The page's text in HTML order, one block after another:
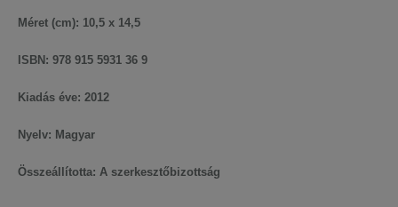
Méret (cm): 10,5 x 14,5
ISBN: 978 915 5931 36 9
Kiadás éve: 2012
Nyelv: Magyar
Összeállította: A szerkesztőbizottság